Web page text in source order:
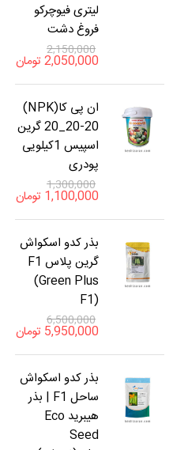
لیتری فیوچرکو
فروغ دشت
2,150,000
2,050,000تومان
ان پی کا(NPK)
20_20-20 گرین
اسپیس 1کیلویی
پودری
1,300,000
1,100,000 تومان
بذر کدو اسکواش
گرین پلاس F1
(Green Plus
F1)
6,500,000
5,950,000 تومان
بذر کدو اسکواش
ساحل F1 | بذر
هیبرید Eco
Seed